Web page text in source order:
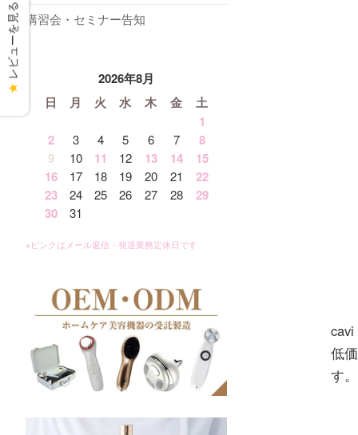
低
す。
講習会・セミナー告知
2026年8月
日
月 火 水 木 金
土
1
2
3 4 5 6 7
8
9
10 11 12 13 14
15
16
17 18 19 20 21
22
23
24 25 26 27 28
29
30
31
★
レビューを見る